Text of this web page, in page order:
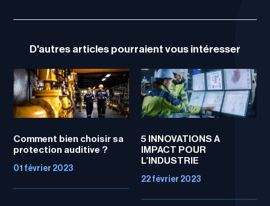
D'autres articles pourraient vous intéresser
Comment bien choisir sa
protection auditive ?
01 février 2023
5 INNOVATIONS A
IMPACT POUR
L’INDUSTRIE
22 février 2023